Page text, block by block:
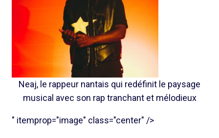
Neaj, le rappeur nantais qui redéfinit le paysage
musical avec son rap tranchant et mélodieux
" itemprop="image" class="center" />